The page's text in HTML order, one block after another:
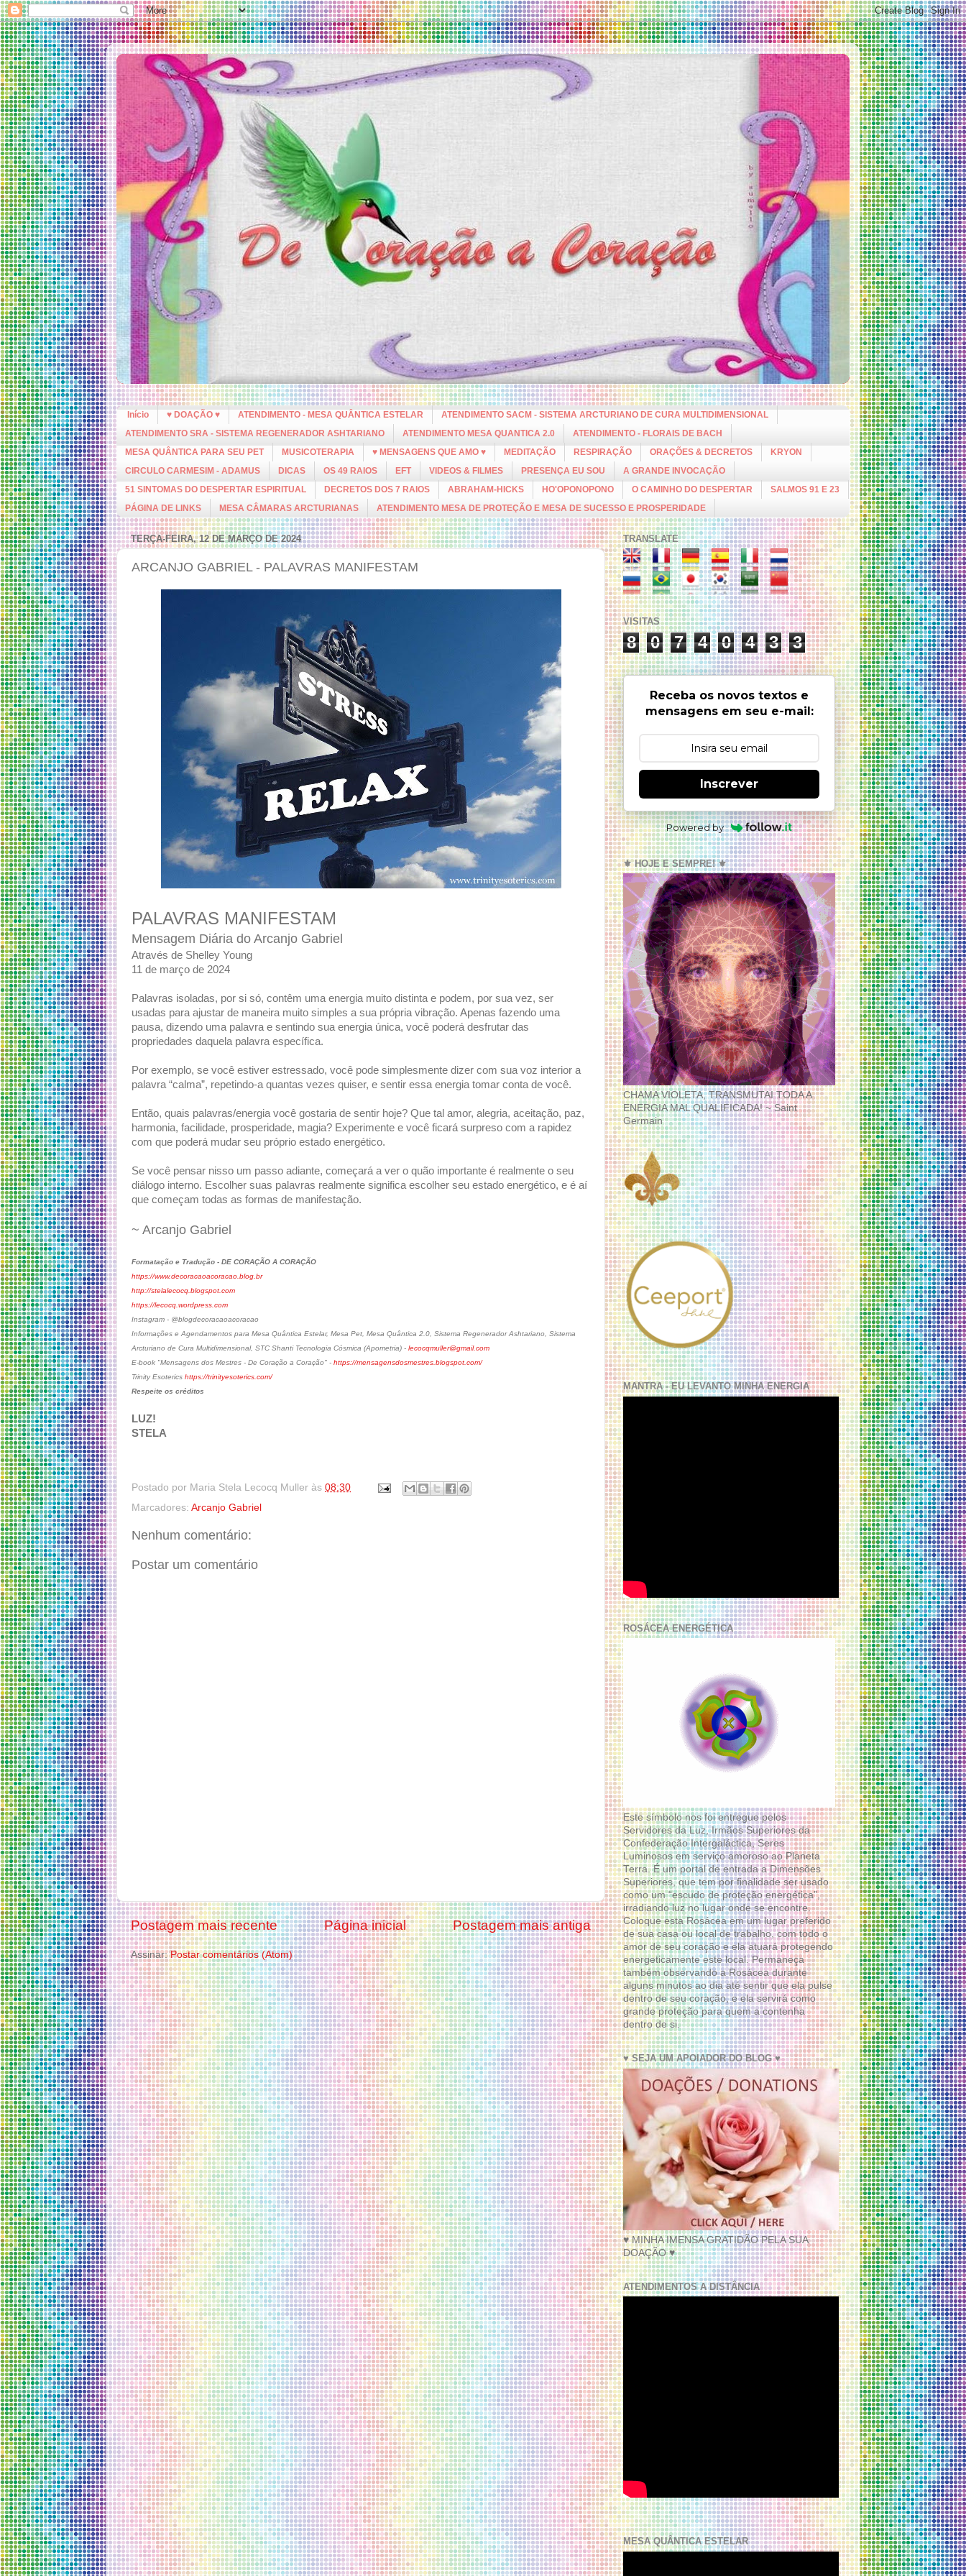
Início ♥ DOAÇÃO ♥ ATENDIMENTO - MESA QUÂNTICA ESTELAR
ATENDIMENTO SACM - SISTEMA ARCTURIANO DE CURA MULTIDIMENSIONAL
ATENDIMENTO SRA - SISTEMA REGENERADOR ASHTARIANO
ATENDIMENTO MESA QUANTICA 2.0
ATENDIMENTO - FLORAIS DE BACH
MESA QUÂNTICA PARA SEU PET
MUSICOTERAPIA ♥ MENSAGENS QUE AMO ♥ MEDITAÇÃO RESPIRAÇÃO ORAÇÕES & DECRETOS
KRYON
CIRCULO CARMESIM - ADAMUS
DICAS OS 49 RAIOS EFT VIDEOS & FILMES PRESENÇA EU SOU
A GRANDE INVOCAÇÃO
51 SINTOMAS DO DESPERTAR ESPIRITUAL
DECRETOS DOS 7 RAIOS ABRAHAM-HICKS HO'OPONOPONO O CAMINHO DO DESPERTAR
SALMOS 91 E 23
PÁGINA DE LINKS
MESA CÂMARAS ARCTURIANAS ATENDIMENTO MESA DE PROTEÇÃO E MESA DE SUCESSO E PROSPERIDADE
TERÇA-FEIRA, 12 DE MARÇO DE 2024
ARCANJO GABRIEL - PALAVRAS MANIFESTAM
PALAVRAS MANIFESTAM
Mensagem Diária do Arcanjo Gabriel
Através de Shelley Young
11 de março de 2024
Palavras isoladas, por si só, contêm uma energia muito distinta e podem, por sua vez, ser
usadas para ajustar de maneira muito simples a sua própria vibração. Apenas fazendo uma
pausa, dizendo uma palavra e sentindo sua energia única, você poderá desfrutar das
propriedades daquela palavra específica.
Por exemplo, se você estiver estressado, você pode simplesmente dizer com sua voz interior a
palavra “calma”, repetindo-a quantas vezes quiser, e sentir essa energia tomar conta de você.
Então, quais palavras/energia você gostaria de sentir hoje? Que tal amor, alegria, aceitação, paz,
harmonia, facilidade, prosperidade, magia? Experimente e você ficará surpreso com a rapidez
com que poderá mudar seu próprio estado energético.
Se você pensar nisso um passo adiante, começará a ver o quão importante é realmente o seu
diálogo interno. Escolher suas palavras realmente significa escolher seu estado energético, e é aí
que começam todas as formas de manifestação.
~ Arcanjo Gabriel
Formatação e Tradução - DE CORAÇÃO A CORAÇÃO
https://www.decoracaoacoracao.blog.br
http://stelalecocq.blogspot.com
https://lecocq.wordpress.com
Instagram - @blogdecoracaoacoracao
Informações e Agendamentos para Mesa Quântica Estelar, Mesa Pet, Mesa Quântica 2.0, Sistema Regenerador Ashtariano, Sistema
Arcturiano de Cura Multidimensional, STC Shanti Tecnologia Cósmica (Apometria) - lecocqmuller@gmail.com
E-book "Mensagens dos Mestres - De Coração a Coração" - https://mensagensdosmestres.blogspot.com/
Trinity Esoterics https://trinityesoterics.com/
Respeite os créditos
LUZ!
STELA
Postado por Maria Stela Lecocq Muller às 08:30
Marcadores: Arcanjo Gabriel
Nenhum comentário:
Postar um comentário
Postagem mais recente Postagem mais antiga
Página inicial
Assinar:Postar comentários (Atom)
TRANSLATE
VISITAS
8 0 7 4 0 4 3 3
Receba os novos textos e
mensagens em seu e-mail:
Inscrever
Powered by
⚜️ HOJE E SEMPRE! ⚜️
CHAMA VIOLETA, TRANSMUTAI TODA A
ENERGIA MAL QUALIFICADA! ~ Saint
Germain
MANTRA - EU LEVANTO MINHA ENERGIA
ROSÁCEA ENERGÉTICA
Este símbolo nos foi entregue pelos
Servidores da Luz, Irmãos Superiores da
Confederação Intergaláctica, Seres
Luminosos em serviço amoroso ao Planeta
Terra. É um portal de entrada a Dimensões
Superiores, que tem por finalidade ser usado
como um “escudo de proteção energética”,
irradiando luz no lugar onde se encontre.
Coloque esta Rosácea em um lugar preferido
de sua casa ou local de trabalho, com todo o
amor de seu coração e ela atuará protegendo
energeticamente este local. Permaneça
também observando a Rosácea durante
alguns minutos ao dia até sentir que ela pulse
dentro de seu coração, e ela servirá como
grande proteção para quem a contenha
dentro de si.
♥ SEJA UM APOIADOR DO BLOG ♥
♥ MINHA IMENSA GRATIDÃO PELA SUA
DOAÇÃO ♥
ATENDIMENTOS A DISTÂNCIA
MESA QUÂNTICA ESTELAR